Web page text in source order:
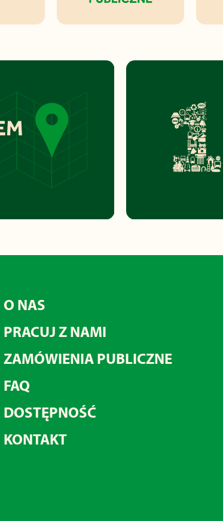
O NAS
PRACUJ Z NAMI
ZAMÓWIENIA PUBLICZNE
FAQ
DOSTĘPNOŚĆ
KONTAKT